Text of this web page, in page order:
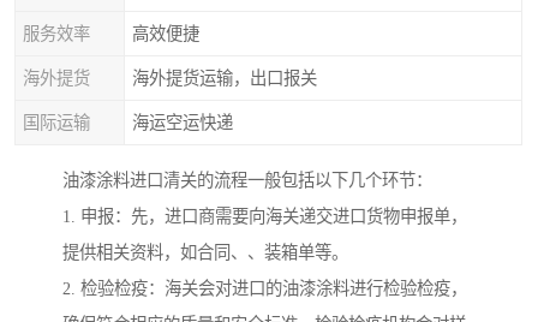
服务效率 高效便捷
海外提货 海外提货运输，出口报关
国际运输 海运空运快递
油漆涂料进口清关的流程一般包括以下几个环节：
1. 申报：先，进口商需要向海关递交进口货物申报单，
提供相关资料，如合同、、装箱单等。
2. 检验检疫：海关会对进口的油漆涂料进行检验检疫，